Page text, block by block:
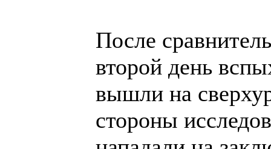
После
второй день
вышли на
стороны